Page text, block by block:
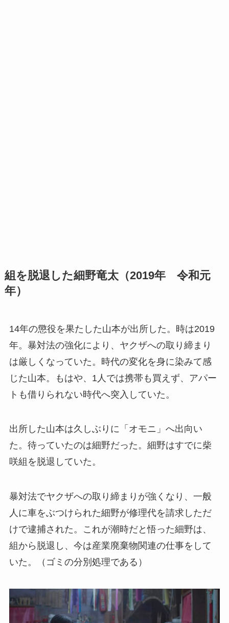
組を脱退した細野竜太（2019年 令和元
年）
14年の懲役を果たした山本が出所した。時は2019
年。暴対法の強化により、ヤクザへの取り締まり
は厳しくなっていた。時代の変化を身に染みて感
じた山本。もはや、1人では携帯も買えず、アパー
トも借りられない時代へ突入していた。
出所した山本は久しぶりに「オモニ」へ出向い
た。待っていたのは細野だった。細野はすでに柴
咲組を脱退していた。
暴対法でヤクザへの取り締まりが強くなり、一般
人に車をぶつけられた細野が修理代を請求しただ
けで逮捕された。これが潮時だと悟った細野は、
組から脱退し、今は産業廃棄物関連の仕事をして
いた。（ゴミの分別処理である）